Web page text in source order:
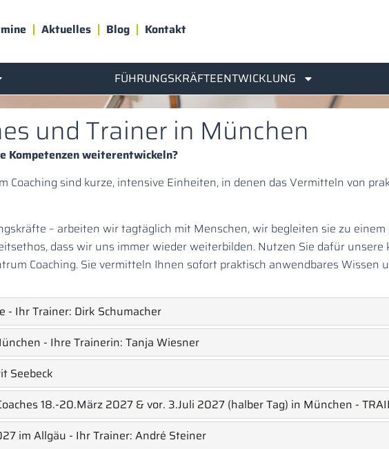
Aktuelles Blog Kontakt
FÜHRUNGSKRÄFTEENTWICKLUNG
und Trainer in München
Kompetenzen weiterentwickeln?
Coaching sind kurze, intensive Einheiten, in denen das Vermitteln von
– arbeiten wir tagtäglich mit Menschen, wir begleiten sie zu
dass wir uns immer wieder weiterbilden. Nutzen Sie dafür
Coaching. Sie vermitteln Ihnen sofort praktisch anwendbares Wissen
- Ihr Trainer: Dirk Schumacher
- Ihre Trainerin: Tanja Wiesner
Seebeck
18.-20.März 2027 & vor. 3.Juli 2027 (halber Tag) in München -
im Allgäu - Ihr Trainer: André Steiner